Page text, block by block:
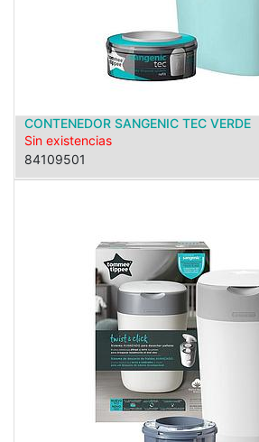
CONTENEDOR SANGENIC TEC VERDE
Sin existencias
84109501